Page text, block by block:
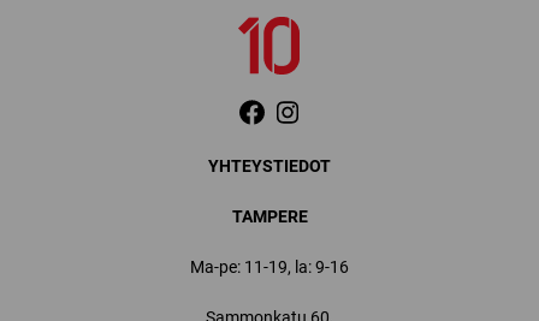
YHTEYSTIEDOT
TAMPERE
Ma-pe: 11-19, la: 9-16